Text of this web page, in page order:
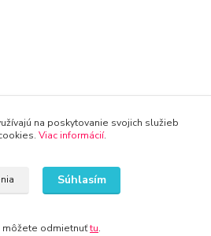
na poskytovanie svojich služieb
Viac informácií.
Súhlasím
môžete odmietnuťtu.